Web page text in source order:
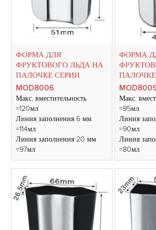
ФОРМА ДЛЯ
ФРУКТОВОГО ЛЬДА НА
ПАЛОЧКЕ СЕРИИ
MOD8006
Макс. вместительность
=120мл
Линия заполнения 6 мм
=114мл
Линия заполнения 20 мм
=97мл
ФОРМА
Макс.
=95мл
Линия
=90мл
Линия
=80мл